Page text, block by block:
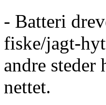
- Batteri
fiske/jagt-
andre
nettet.